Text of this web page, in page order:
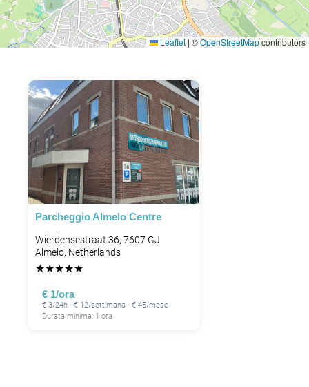
Leaflet | ©OpenStreetMapcontributors
Parcheggio Almelo Centre
Wierdensestraat 36, 7607 GJ
Almelo, Netherlands
★★★★★
€ 1/ora
€ 3/24h · € 12/settimana · € 45/mese
Durata minima: 1 ora